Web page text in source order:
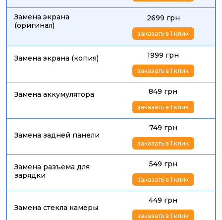
Замена экрана
(оригинал)
2699 грн
заказать в 1 клик
Замена экрана (копия) 1999 грн
заказать в 1 клик
Замена аккумулятора 849 грн
заказать в 1 клик
Замена задней панели
749 грн
заказать в 1 клик
Замена разъема для
зарядки
549 грн
заказать в 1 клик
Замена стекла камеры
449 грн
заказать в 1 клик